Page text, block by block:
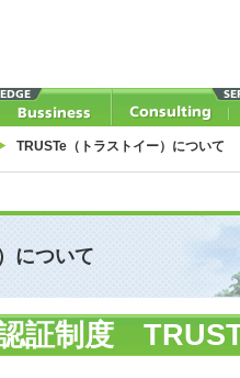
TRUSTe（トラストイー）について
について
証制度